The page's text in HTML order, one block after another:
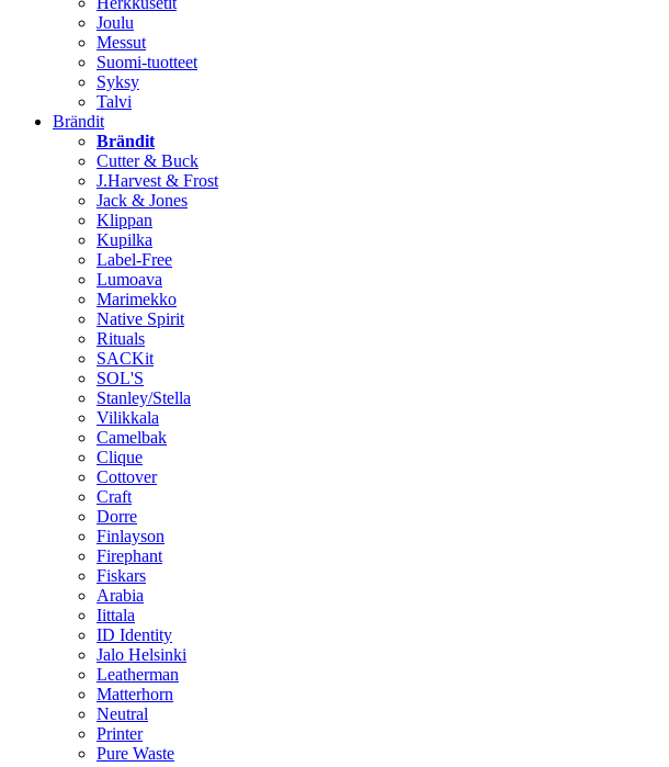
Joulu
Messut
Suomi-tuotteet
Syksy
Talvi
Brändit
Brändit
Cutter & Buck
J.Harvest & Frost
Jack & Jones
Klippan
Kupilka
Label-Free
Lumoava
Marimekko
Native Spirit
Rituals
SACKit
SOL'S
Stanley/Stella
Vilikkala
Camelbak
Clique
Cottover
Craft
Dorre
Finlayson
Firephant
Fiskars
Arabia
Iittala
ID Identity
Jalo Helsinki
Leatherman
Matterhorn
Neutral
Printer
Pure Waste